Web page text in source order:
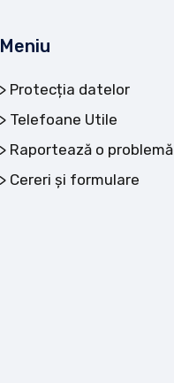
Meniu
Protecția datelor
Telefoane Utile
Raportează o problemă
Cereri și formulare